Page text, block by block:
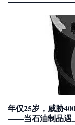
年仅25岁，威胁
——当石油制品遇